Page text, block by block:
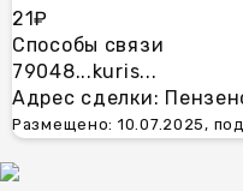
21₽
Способы связи
79048...kuris...
Адрес сделки:
Размещено: 10.07.2025,